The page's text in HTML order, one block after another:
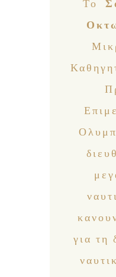
Το
για τη